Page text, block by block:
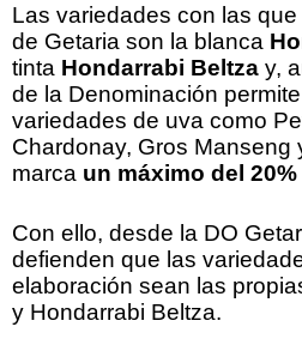
Las variedades con las
de Getaria son la blanca
tinta Hondarrabi Beltza y,
de la Denominación
variedades de uva como
Chardonay, Gros Manseng
marca un máximo del 20%
Con ello, desde la DO
defienden que las
elaboración sean las
y Hondarrabi Beltza.